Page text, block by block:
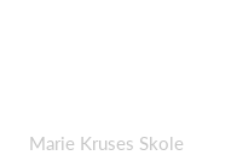
Marie Kruses Skole